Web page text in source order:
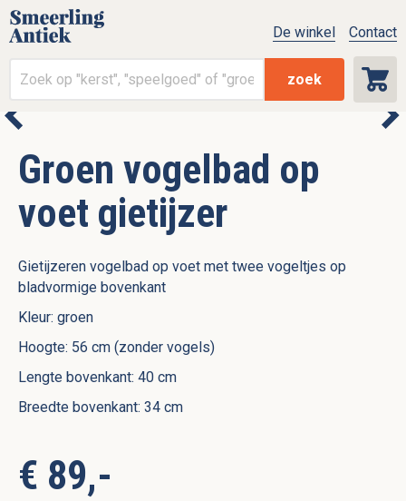
zoek
De winkel Contact
Groen vogelbad op
voet gietijzer
Gietijzeren vogelbad op voet met twee vogeltjes op
bladvormige bovenkant
Kleur: groen
Hoogte: 56 cm (zonder vogels)
Lengte bovenkant: 40 cm
Breedte bovenkant: 34 cm
€ 89,-